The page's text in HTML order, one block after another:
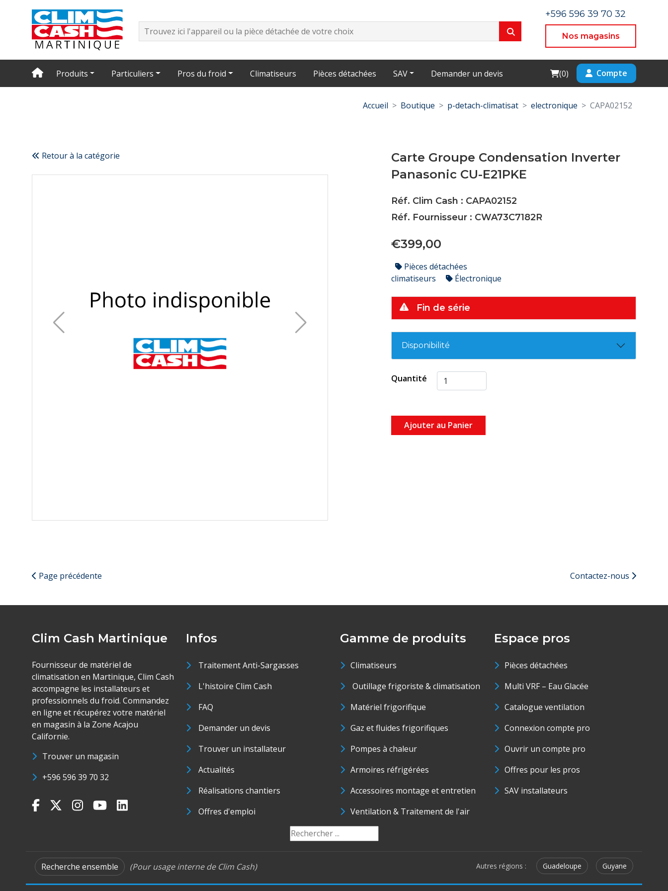
+596 596 39 70 32
Nos magasins
Produits Particuliers Pros du froid Climatiseurs Pièces détachées SAV Demander un devis Cart
(0) Compte
Accueil Boutique p-detach-climatisat electronique CAPA02152
Retour à la catégorie
Carte Groupe Condensation Inverter
Panasonic CU-E21PKE
Réf. Clim Cash : CAPA02152
Réf. Fournisseur : CWA73C7182R
€399,00
Pièces détachées
climatiseurs
Électronique
Fin de série
Disponibilité
Quantité
Ajouter au Panier
Page précédente Contactez-nous
Clim Cash Martinique
Fournisseur de matériel de
climatisation en Martinique, Clim Cash
accompagne les installateurs et
professionnels du froid. Commandez
en ligne et récupérez votre matériel
en magasin à la Zone Acajou
Californie.
Trouver un magasin
+596 596 39 70 32
Infos
Traitement Anti-Sargasses
L'histoire Clim Cash
FAQ
Demander un devis
Trouver un installateur
Actualités
Réalisations chantiers
Offres d'emploi
Gamme de produits
Climatiseurs
Outillage frigoriste & climatisation
Matériel frigorifique
Gaz et fluides frigorifiques
Pompes à chaleur
Armoires réfrigérées
Accessoires montage et entretien
Ventilation & Traitement de l'air
Espace pros
Pièces détachées
Multi VRF – Eau Glacée
Catalogue ventilation
Connexion compte pro
Ouvrir un compte pro
Offres pour les pros
SAV installateurs
Recherche ensemble (Pour usage interne de Clim Cash) Autres régions : Guadeloupe Guyane